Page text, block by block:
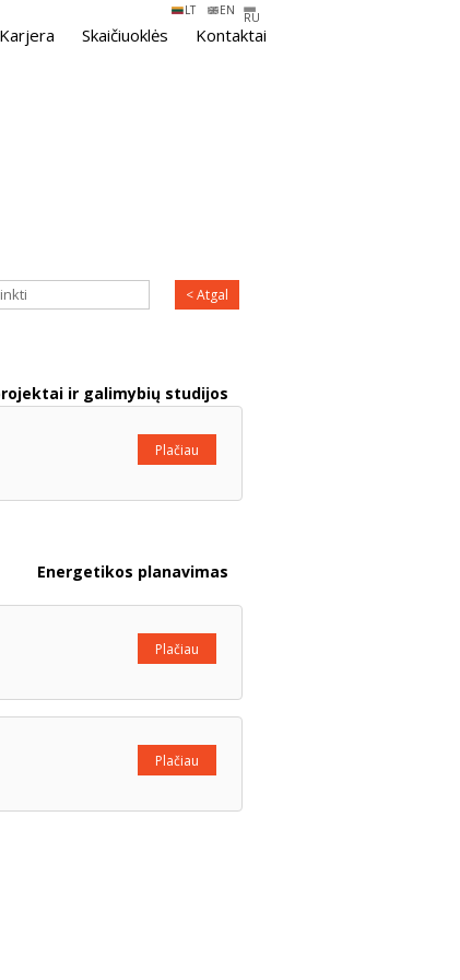
LT EN RU
Karjera Skaičiuoklės Kontaktai
< Atgal
ir galimybių studijos
Plačiau
Energetikos planavimas
Plačiau
Plačiau